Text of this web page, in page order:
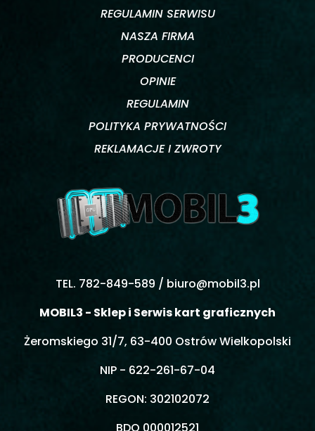
REGULAMIN SERWISU
NASZA FIRMA
PRODUCENCI
OPINIE
REGULAMIN
POLITYKA PRYWATNOŚCI
REKLAMACJE I ZWROTY
TEL. 782-849-589 / biuro@mobil3.pl
MOBIL3 - Sklep i Serwis kart graficznych
Żeromskiego 31/7, 63-400 Ostrów Wielkopolski
NIP - 622-261-67-04
REGON: 302102072
BDO 000012521